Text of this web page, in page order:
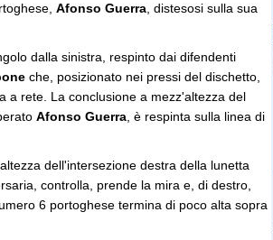
Afonso Guerra , distesosi sulla sua
dalla sinistra, respinto dai difendenti
che, posizionato nei pressi del dischetto,
a rete. La conclusione a mezz'altezza del
Afonso Guerra , è respinta sulla linea di
dell'intersezione destra della lunetta
controlla, prende la mira e, di destro,
6 portoghese termina di poco alta sopra